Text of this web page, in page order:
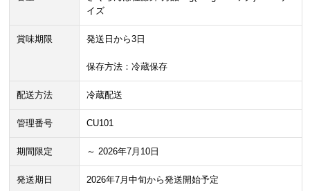
イズ
賞味期限 発送日から3日
保存方法：冷蔵保存
配送方法 冷蔵配送
管理番号 CU101
期間限定 ～ 2026年7月10日
発送期日 2026年7月中旬から発送開始予定